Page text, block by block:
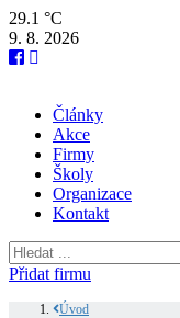
29.1 °C
9. 8. 2026
Články
Akce
Firmy
Školy
Organizace
Kontakt
Přidat firmu
Úvod